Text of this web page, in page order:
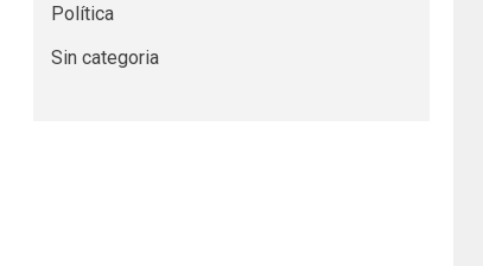
Política
Sin categoria